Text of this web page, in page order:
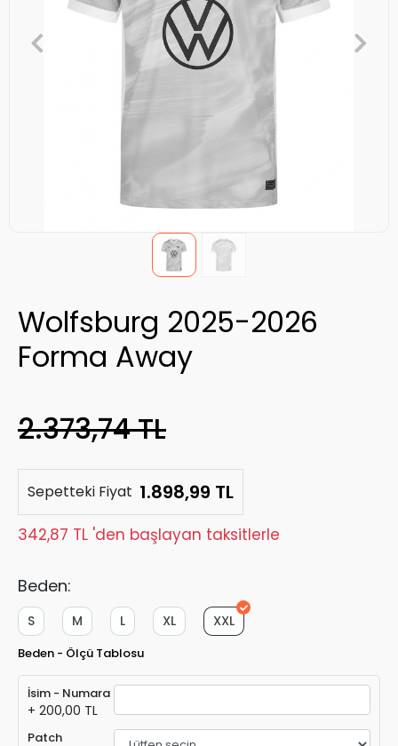
Wolfsburg 2025-2026
Forma Away
2.373,74 TL
Sepetteki Fiyat 1.898,99 TL
342,87 TL 'den başlayan taksitlerle
Beden:
XXL
XL
L
M
S
Beden - Ölçü Tablosu
İsim - Numara
+ 200,00 TL
Patch